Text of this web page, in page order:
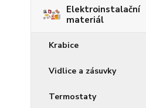
Elektroinstalační
materiál
Krabice
Vidlice a zásuvky
Termostaty